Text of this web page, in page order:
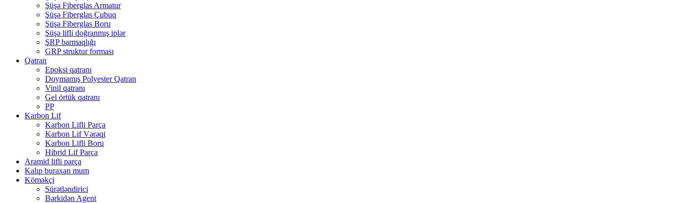
Şüşə Fiberglas Armatur
Şüşə Fiberglas Çubuq
Şüşə Fiberglas Boru
Şüşə lifli doğranmış iplər
ŞRP barmaqlığı
GRP struktur forması
Qatran
Epoksi qatranı
Doymamış Polyester Qatran
Vinil qatranı
Gel örtük qatranı
PP
Karbon Lif
Karbon Lifli Parça
Karbon Lif Vərəqi
Karbon Lifli Boru
Hibrid Lif Parça
Aramid lifli parça
Kalıp buraxan mum
Köməkçi
Sürətləndirici
Bərkidən Agent